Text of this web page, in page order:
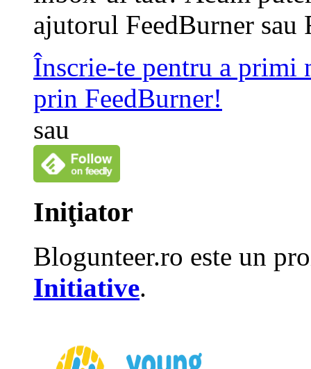
ajutorul FeedBurner sau
Înscrie-te pentru a primi
prin FeedBurner!
sau
Iniţiator
Blogunteer.ro este un
Initiative.